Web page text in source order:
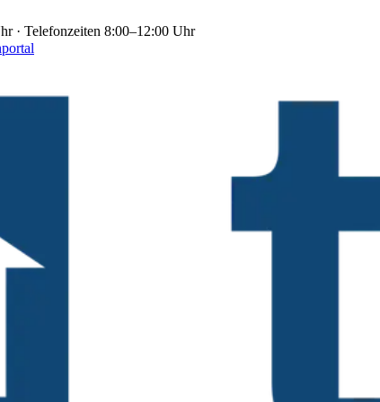
· Telefonzeiten 8:00–12:00 Uhr